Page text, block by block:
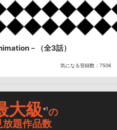
－ （全3話）
気になる登録数： 7506
大級※1の
放題作品数